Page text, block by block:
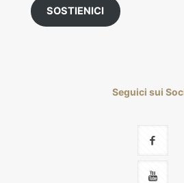
SOSTIENICI
Seguici sui